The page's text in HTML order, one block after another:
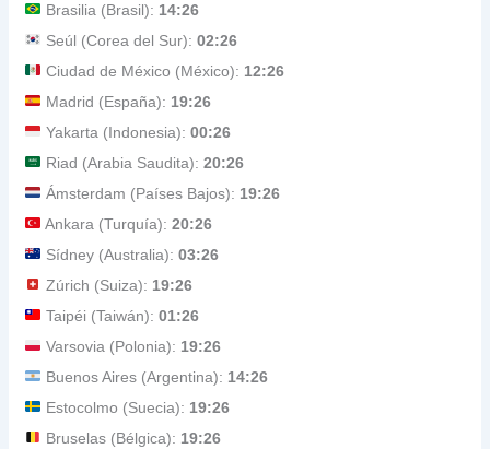
Brasilia (Brasil): 14:26
Seúl (Corea del Sur):02:26
Ciudad de México (México): 12:26
Madrid (España): 19:26
Yakarta (Indonesia):00:26
Riad (Arabia Saudita):20:26
Ámsterdam (Países Bajos): 19:26
Ankara (Turquía):20:26
Sídney (Australia):03:26
Zúrich (Suiza): 19:26
Taipéi (Taiwán):01:26
Varsovia (Polonia): 19:26
Buenos Aires (Argentina): 14:26
Estocolmo (Suecia): 19:26
Bruselas (Bélgica): 19:26